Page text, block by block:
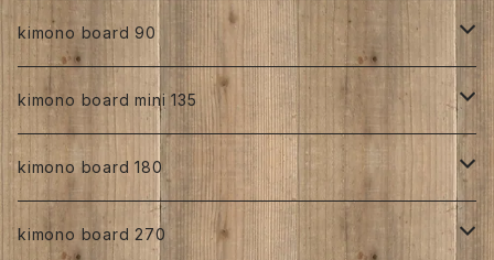
kimono board 90
正絹
縮緬
kimono board mini 135
正絹
手書き
人絹
kimono board 180
正絹
kimono board 270